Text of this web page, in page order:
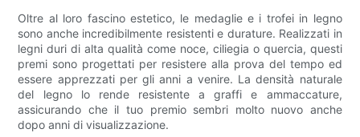
Oltre al loro fascino estetico, le medaglie e i trofei in legno
sono anche incredibilmente resistenti e durature. Realizzati in
legni duri di alta qualità come noce, ciliegia o quercia, questi
premi sono progettati per resistere alla prova del tempo ed
essere apprezzati per gli anni a venire. La densità naturale
del legno lo rende resistente a graffi e ammaccature,
assicurando che il tuo premio sembri molto nuovo anche
dopo anni di visualizzazione.